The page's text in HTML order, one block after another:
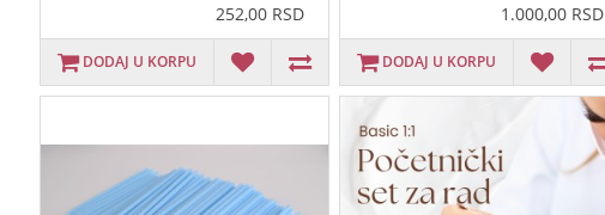
252,00 RSD
DODAJ U KORPU
1.000,00 RSD
DODAJ U KORPU